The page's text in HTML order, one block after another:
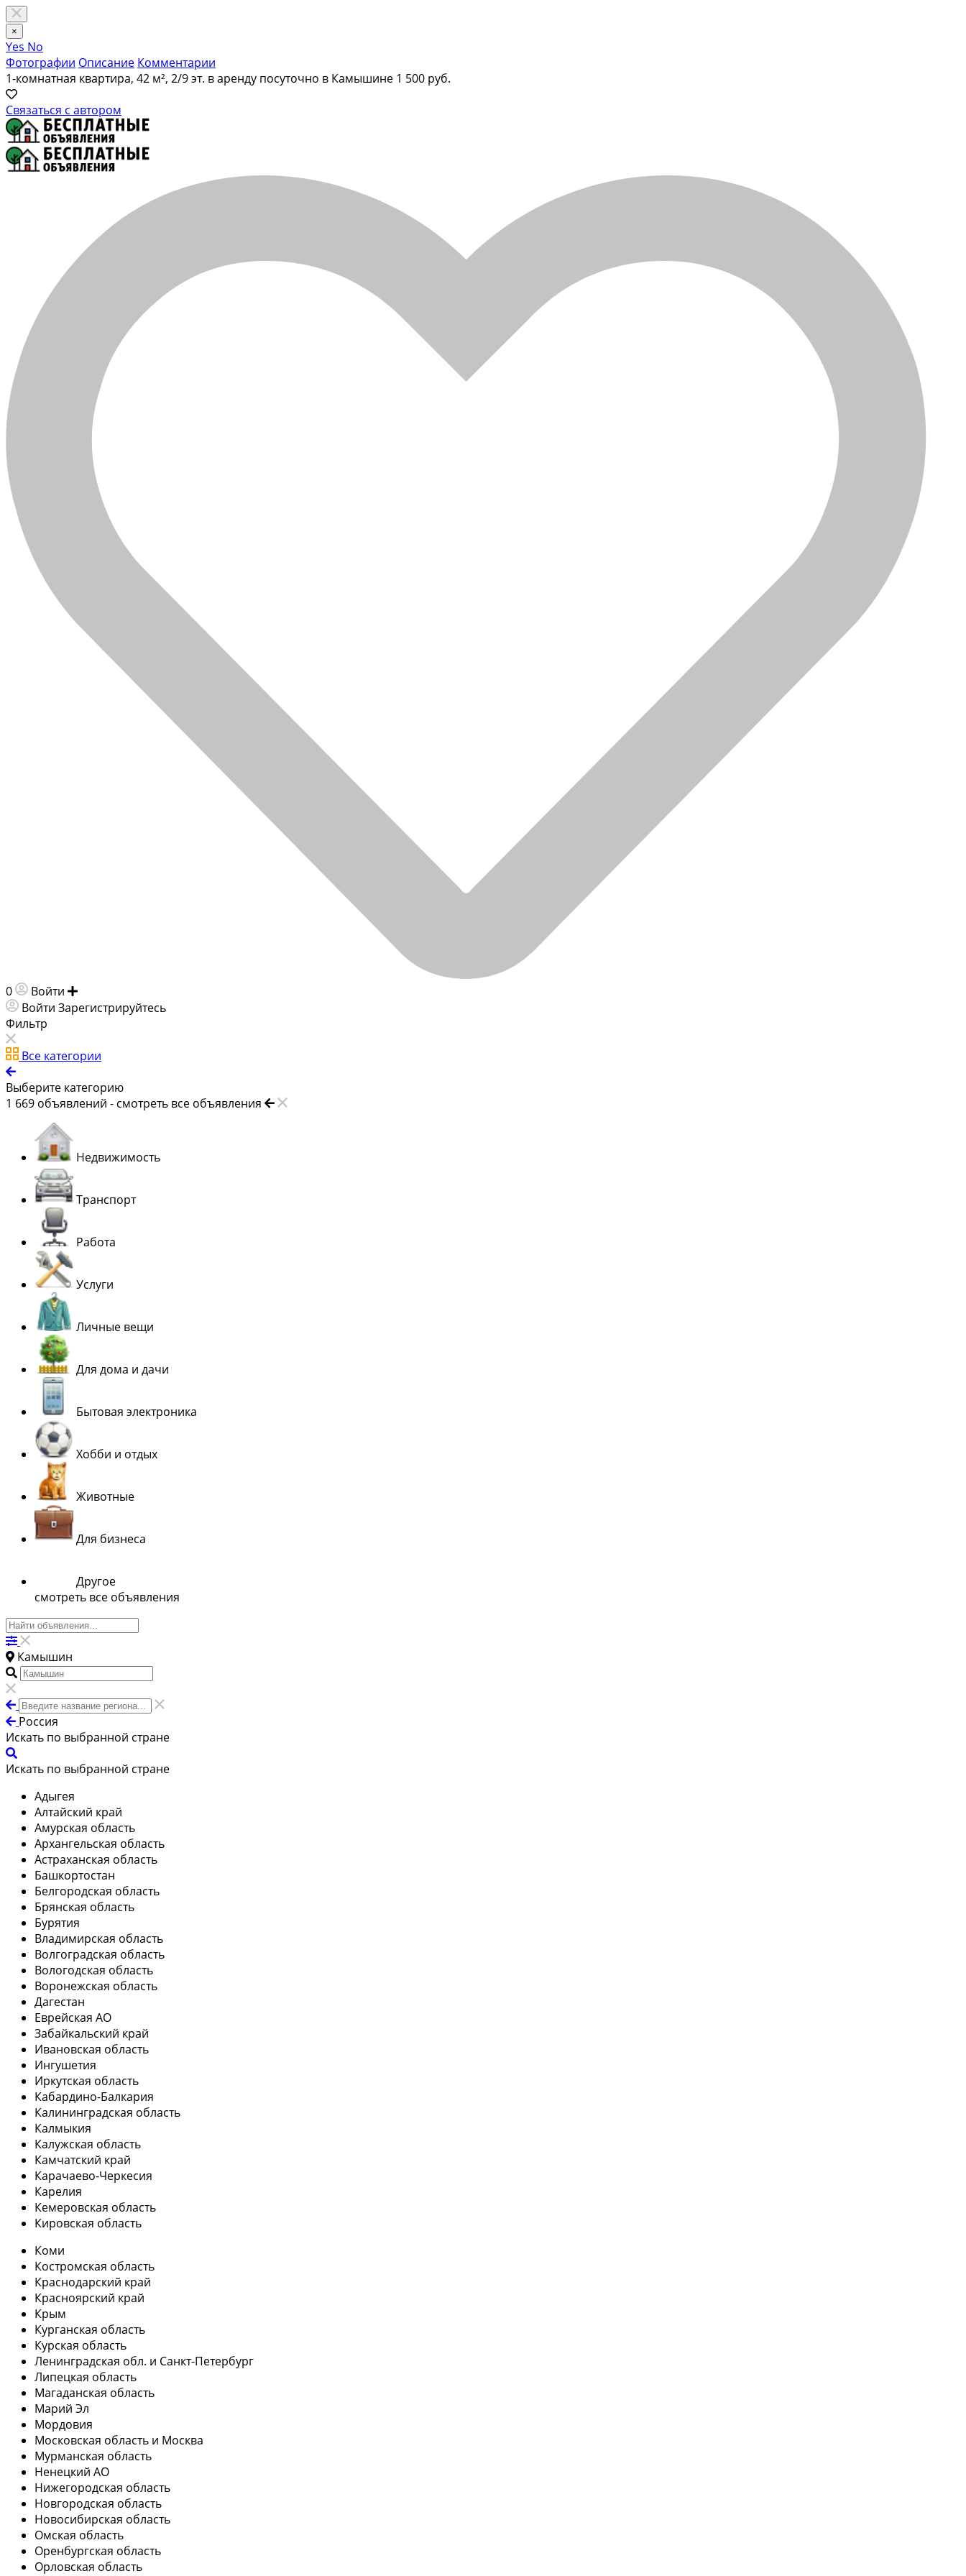
×
Yes No
Фотографии Описание Комментарии
1-комнатная квартира, 42 м², 2/9 эт. в аренду посуточно в Камышине 1 500 руб.
Связаться с автором
0 Войти
Войти Зарегистрируйтесь
Фильтр
Все категории
Выберите категорию
1 669 объявлений - смотреть все объявления
Недвижимость
Транспорт
Работа
Услуги
Личные вещи
Для дома и дачи
Бытовая электроника
Хобби и отдых
Животные
Для бизнеса
Другое
смотреть все объявления
Камышин
Россия
Искать по выбранной стране
Искать по выбранной стране
Адыгея
Алтайский край
Амурская область
Архангельская область
Астраханская область
Башкортостан
Белгородская область
Брянская область
Бурятия
Владимирская область
Волгоградская область
Вологодская область
Воронежская область
Дагестан
Еврейская АО
Забайкальский край
Ивановская область
Ингушетия
Иркутская область
Кабардино-Балкария
Калининградская область
Калмыкия
Калужская область
Камчатский край
Карачаево-Черкесия
Карелия
Кемеровская область
Кировская область
Коми
Костромская область
Краснодарский край
Красноярский край
Крым
Курганская область
Курская область
Ленинградская обл. и Санкт-Петербург
Липецкая область
Магаданская область
Марий Эл
Мордовия
Московская область и Москва
Мурманская область
Ненецкий АО
Нижегородская область
Новгородская область
Новосибирская область
Омская область
Оренбургская область
Орловская область